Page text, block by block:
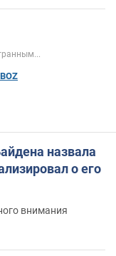
назвала
о его
внимания